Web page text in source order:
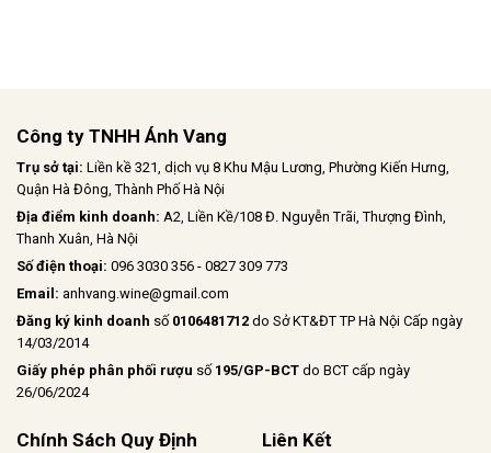
Công ty TNHH Ánh Vang
Trụ sở tại: Liền kề 321, dịch vụ 8 Khu Mậu Lương, Phường Kiến Hưng,
Quận Hà Đông, Thành Phố Hà Nội
Địa điểm kinh doanh: A2, Liền Kề/108 Đ. Nguyễn Trãi, Thượng Đình,
Thanh Xuân, Hà Nội
Số điện thoại: 096 3030 356 - 0827 309 773
Email: anhvang.wine@gmail.com
Đăng ký kinh doanh số 0106481712 do Sở KT&ĐT TP Hà Nội Cấp ngày
14/03/2014
Giấy phép phân phối rượu số 195/GP-BCT do BCT cấp ngày
26/06/2024
Chính Sách Quy Định Liên Kết